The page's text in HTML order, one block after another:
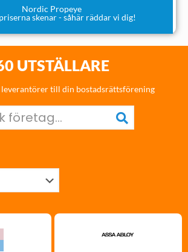
Nordic Propeye
skenar - såhär räddar vi dig!
UTSTÄLLARE
till din bostadsrättsförening